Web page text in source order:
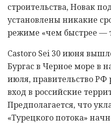
строительства, Новак
установлены никакие
режиме «чем быстрее —
Castoro Sei 30 июня
Бургас в Черное море в
июля, правительство
вход в российские
Предполагается, что
«Турецкого потока»